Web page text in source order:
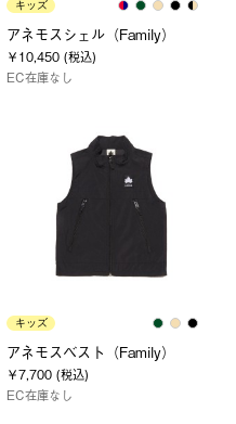
キッズ
アネモスシェル（Family）
￥10,450 (税込)
EC在庫なし
キッズ
アネモスベスト（Family）
￥7,700 (税込)
EC在庫なし